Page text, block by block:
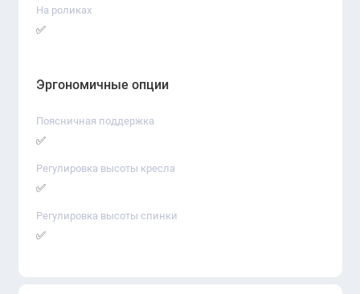
На роликах
✅
Эргономичные опции
Поясничная поддержка
✅
Регулировка высоты кресла
✅
Регулировка высоты спинки
✅